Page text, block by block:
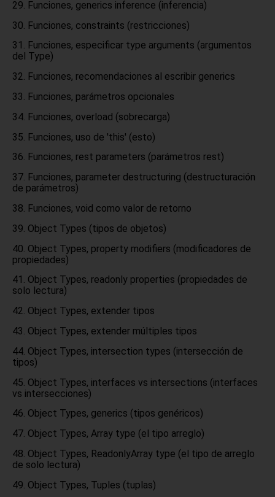
Funciones, generics inference (inferencia)
Funciones, constraints (restricciones)
Funciones, especificar type arguments (argumentos
del Type)
Funciones, recomendaciones al escribir generics
Funciones, parámetros opcionales
Funciones, overload (sobrecarga)
Funciones, uso de 'this' (esto)
Funciones, rest parameters (parámetros rest)
Funciones, parameter destructuring (destructuración
de parámetros)
Funciones, void como valor de retorno
Object Types (tipos de objetos)
Object Types, property modifiers (modificadores de
propiedades)
Object Types, readonly properties (propiedades de
solo lectura)
Object Types, extender tipos
Object Types, extender múltiples tipos
Object Types, intersection types (intersección de
tipos)
Object Types, interfaces vs intersections (interfaces
vs intersecciones)
Object Types, generics (tipos genéricos)
Object Types, Array type (el tipo arreglo)
Object Types, ReadonlyArray type (el tipo de arreglo
de solo lectura)
Object Types, Tuples (tuplas)